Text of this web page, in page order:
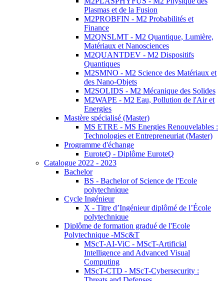
Plasmas et de la Fusion
M2PROBFIN - M2 Probabilités et
Finance
M2QNSLMT - M2 Quantique, Lumière,
Matériaux et Nanosciences
M2QUANTDEV - M2 Dispositifs
Quantiques
M2SMNO - M2 Science des Matériaux et
des Nano-Objets
M2SOLIDS - M2 Mécanique des Solides
M2WAPE - M2 Eau, Pollution de l'Air et
Energies
Mastère spécialisé (Master)
MS ETRE - MS Energies Renouvelables :
Technologies et Entrepreneuriat (Master)
Programme d'échange
EuroteQ - Diplôme EuroteQ
Catalogue 2022 - 2023
Bachelor
BS - Bachelor of Science de l'Ecole
polytechnique
Cycle Ingénieur
X - Titre d’Ingénieur diplômé de l’École
polytechnique
Diplôme de formation gradué de l'Ecole
Polytechnique -MSc&T
MScT-AI-ViC - MScT-Artificial
Intelligence and Advanced Visual
Computing
MScT-CTD - MScT-Cybersecurity :